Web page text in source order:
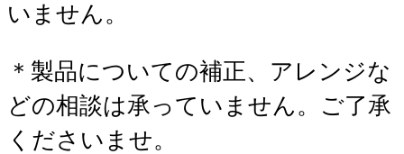
いません。
＊製品についての補正、アレンジな
どの相談は承っていません。ご了承
くださいませ。